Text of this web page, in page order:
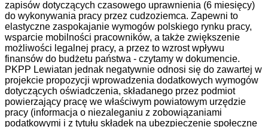
zapisów dotyczących czasowego uprawnienia (6 miesięcy)
do wykonywania pracy przez cudzoziemca. Zapewni to
elastyczne zaspokajanie wymogów polskiego rynku pracy,
wsparcie mobilności pracowników, a także zwiększenie
możliwości legalnej pracy, a przez to wzrost wpływu
finansów do budżetu państwa - czytamy w dokumencie.
PKPP Lewiatan jednak negatywnie odnosi się do zawartej w
projekcie propozycji wprowadzenia dodatkowych wymogów
dotyczących oświadczenia, składanego przez podmiot
powierzający pracę we właściwym powiatowym urzędzie
pracy (informacja o niezaleganiu z zobowiązaniami
podatkowymi i z tytułu składek na ubezpieczenie społeczne